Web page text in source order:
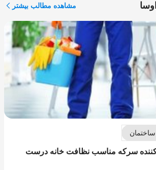
مشاهده مطالب بیشتر
سرکه مناسب نظافت خانه درست